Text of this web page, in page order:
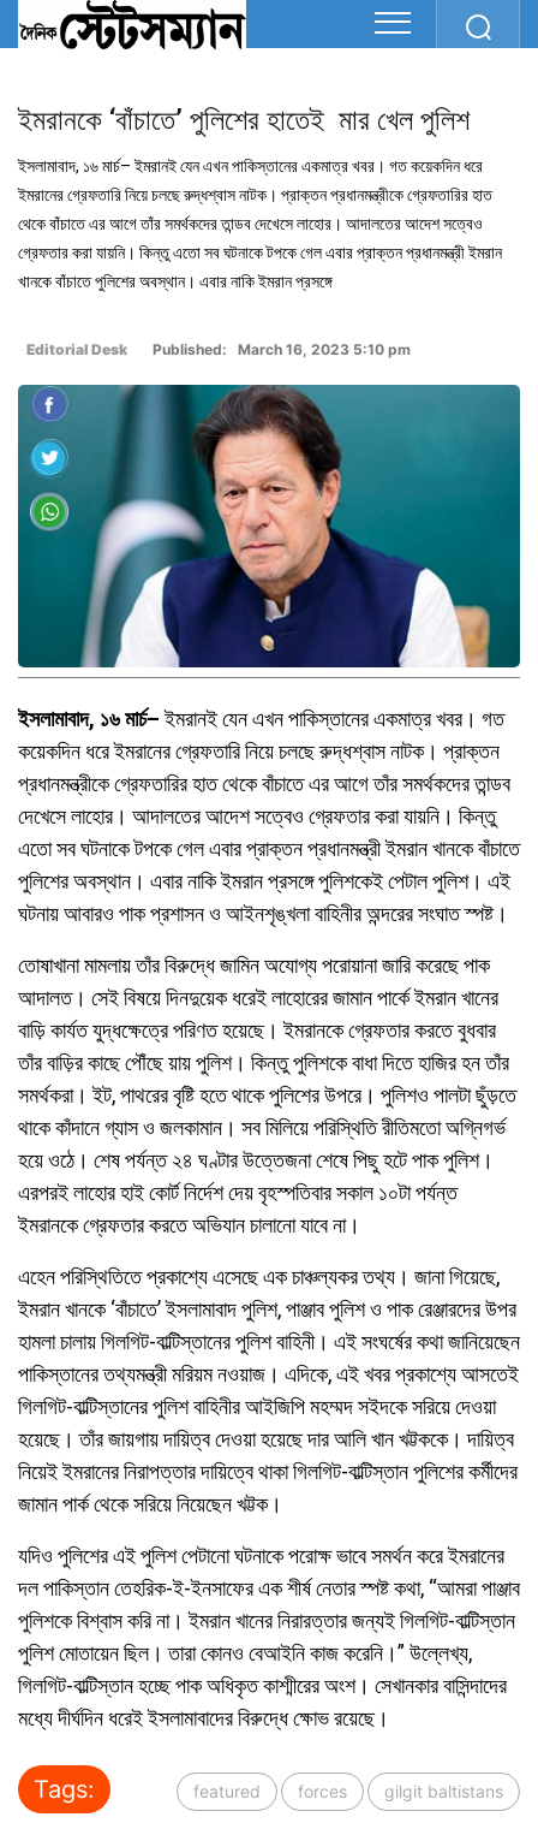
ইমরানকে ‘বাঁচাতে’ পুলিশের হাতেই মার খেল পুলিশ
ইসলামাবাদ, ১৬ মার্চ– ইমরানই যেন এখন পাকিস্তানের একমাত্র খবর। গত কয়েকদিন ধরে
ইমরানের গ্রেফতারি নিয়ে চলছে রুদ্ধশ্বাস নাটক। প্রাক্তন প্রধানমন্ত্রীকে গ্রেফতারির হাত
থেকে বাঁচাতে এর আগে তাঁর সমর্থকদের তান্ডব দেখেসে লাহোর। আদালতের আদেশ সত্বেও
গ্রেফতার করা যায়নি। কিন্তু এতো সব ঘটনাকে টপকে গেল এবার প্রাক্তন প্রধানমন্ত্রী ইমরান
খানকে বাঁচাতে পুলিশের অবস্থান। এবার নাকি ইমরান প্রসঙ্গে
Editorial Desk Published: March 16, 2023 5:10 pm
ইসলামাবাদ, ১৬ মার্চ–ইমরানই যেন এখন পাকিস্তানের একমাত্র খবর। গত
কয়েকদিন ধরে ইমরানের গ্রেফতারি নিয়ে চলছে রুদ্ধশ্বাস নাটক। প্রাক্তন
প্রধানমন্ত্রীকে গ্রেফতারির হাত থেকে বাঁচাতে এর আগে তাঁর সমর্থকদের তান্ডব
দেখেসে লাহোর। আদালতের আদেশ সত্বেও গ্রেফতার করা যায়নি। কিন্তু
এতো সব ঘটনাকে টপকে গেল এবার প্রাক্তন প্রধানমন্ত্রী ইমরান খানকে বাঁচাতে
পুলিশের অবস্থান। এবার নাকি ইমরান প্রসঙ্গে পুলিশকেই পেটাল পুলিশ। এই
ঘটনায় আবারও পাক প্রশাসন ও আইনশৃঙ্খলা বাহিনীর অন্দরের সংঘাত স্পষ্ট।
তোষাখানা মামলায় তাঁর বিরুদ্ধে জামিন অযোগ্য পরোয়ানা জারি করেছে পাক
আদালত। সেই বিষয়ে দিনদুয়েক ধরেই লাহোরের জামান পার্কে ইমরান খানের
বাড়ি কার্যত যুদ্ধক্ষেত্রে পরিণত হয়েছে। ইমরানকে গ্রেফতার করতে বুধবার
তাঁর বাড়ির কাছে পৌঁছে য়ায় পুলিশ। কিন্তু পুলিশকে বাধা দিতে হাজির হন তাঁর
সমর্থকরা। ইট, পাথরের বৃষ্টি হতে থাকে পুলিশের উপরে। পুলিশও পালটা ছুঁড়তে
থাকে কাঁদানে গ্যাস ও জলকামান। সব মিলিয়ে পরিস্থিতি রীতিমতো অগ্নিগর্ভ
হয়ে ওঠে। শেষ পর্যন্ত ২৪ ঘণ্টার উত্তেজনা শেষে পিছু হটে পাক পুলিশ।
এরপরই লাহোর হাই কোর্ট নির্দেশ দেয় বৃহস্পতিবার সকাল ১০টা পর্যন্ত
ইমরানকে গ্রেফতার করতে অভিযান চালানো যাবে না।
এহেন পরিস্থিতিতে প্রকাশ্যে এসেছে এক চাঞ্চল্যকর তথ্য। জানা গিয়েছে,
ইমরান খানকে ‘বাঁচাতে’ ইসলামাবাদ পুলিশ, পাঞ্জাব পুলিশ ও পাক রেঞ্জারদের উপর
হামলা চালায় গিলগিট-বাল্টিস্তানের পুলিশ বাহিনী। এই সংঘর্ষের কথা জানিয়েছেন
পাকিস্তানের তথ্যমন্ত্রী মরিয়ম নওয়াজ। এদিকে, এই খবর প্রকাশ্যে আসতেই
গিলগিট-বাল্টিস্তানের পুলিশ বাহিনীর আইজিপি মহম্মদ সইদকে সরিয়ে দেওয়া
হয়েছে। তাঁর জায়গায় দায়িত্ব দেওয়া হয়েছে দার আলি খান খট্টককে। দায়িত্ব
নিয়েই ইমরানের নিরাপত্তার দায়িত্বে থাকা গিলগিট-বাল্টিস্তান পুলিশের কর্মীদের
জামান পার্ক থেকে সরিয়ে নিয়েছেন খট্টক।
যদিও পুলিশের এই পুলিশ পেটানো ঘটনাকে পরোক্ষ ভাবে সমর্থন করে ইমরানের
দল পাকিস্তান তেহরিক-ই-ইনসাফের এক শীর্ষ নেতার স্পষ্ট কথা, “আমরা পাঞ্জাব
পুলিশকে বিশ্বাস করি না। ইমরান খানের নিরারত্তার জন্যই গিলগিট-বাল্টিস্তান
পুলিশ মোতায়েন ছিল। তারা কোনও বেআইনি কাজ করেনি।” উল্লেখ্য,
গিলগিট-বাল্টিস্তান হচ্ছে পাক অধিকৃত কাশ্মীরের অংশ। সেখানকার বাসিন্দাদের
মধ্যে দীর্ঘদিন ধরেই ইসলামাবাদের বিরুদ্ধে ক্ষোভ রয়েছে।
Tags: featured forces gilgit baltistans